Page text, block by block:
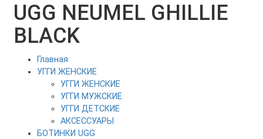
UGG NEUMEL GHILLIE
BLACK
Главная
УГГИ ЖЕНСКИЕ
УГГИ ЖЕНСКИЕ
УГГИ МУЖСКИЕ
УГГИ ДЕТСКИЕ
АКСЕССУАРЫ
БОТИНКИ UGG